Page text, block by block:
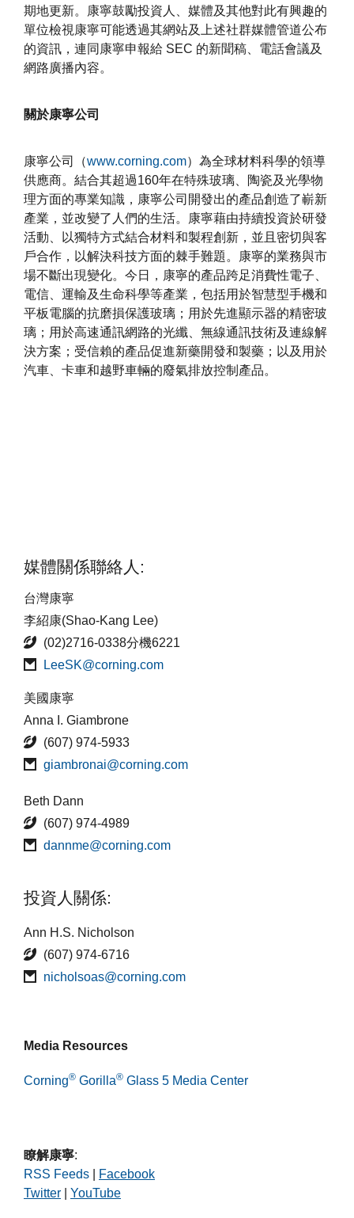
期地更新。康寧鼓勵投資人、媒體及其他對此有興趣的
單位檢視康寧可能透過其網站及上述社群媒體管道公布
的資訊，連同康寧申報給 SEC 的新聞稿、電話會議及
網路廣播內容。
關於康寧公司
康寧公司（www.corning.com）為全球材料科學的領導
供應商。結合其超過160年在特殊玻璃、陶瓷及光學物
理方面的專業知識，康寧公司開發出的產品創造了嶄新
產業，並改變了人們的生活。康寧藉由持續投資於研發
活動、以獨特方式結合材料和製程創新，並且密切與客
戶合作，以解決科技方面的棘手難題。康寧的業務與市
場不斷出現變化。今日，康寧的產品跨足消費性電子、
電信、運輸及生命科學等產業，包括用於智慧型手機和
平板電腦的抗磨損保護玻璃；用於先進顯示器的精密玻
璃；用於高速通訊網路的光纖、無線通訊技術及連線解
決方案；受信賴的產品促進新藥開發和製藥；以及用於
汽車、卡車和越野車輛的廢氣排放控制產品。
媒體關係聯絡人:
台灣康寧
李紹康(Shao-Kang Lee)
(02)2716-0338分機6221
LeeSK@corning.com
美國康寧
Anna I. Giambrone
(607) 974-5933
giambronai@corning.com
Beth Dann
(607) 974-4989
dannme@corning.com
投資人關係:
Ann H.S. Nicholson
(607) 974-6716
nicholsoas@corning.com
Media Resources
Corning® Gorilla® Glass 5 Media Center
瞭解康寧:
RSS Feeds
Facebook
Twitter
YouTube